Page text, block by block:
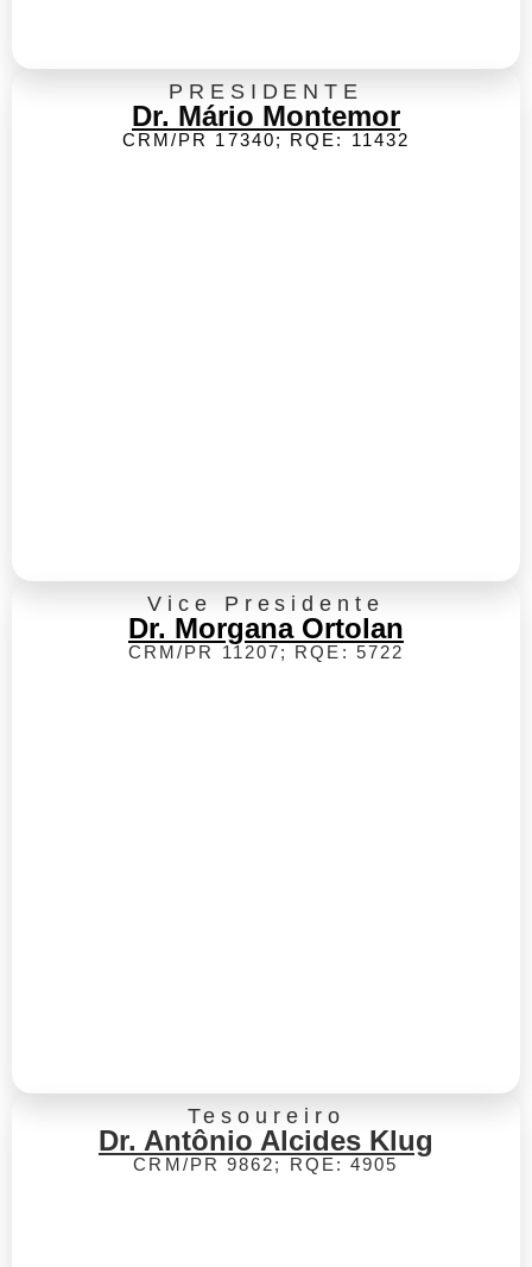
PRESIDENTE
Dr. Mário Montemor
CRM/PR 17340; RQE: 11432
Vice Presidente
Dr. Morgana Ortolan
CRM/PR 11207; RQE: 5722
Tesoureiro
Dr. Antônio Alcides Klug
CRM/PR 9862; RQE: 4905